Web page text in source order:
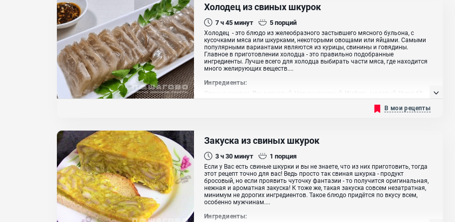
Холодец из свиных шкурок
7 ч 45минут 5порций
Холодец - это блюдо из желеобразного застывшего мясного бульона, с
кусочками мяса или шкурками, некоторыми овощами или яйцами. Самыми
популярными вариантами являются из курицы, свинины и говядины.
Главное в приготовлении холодца - это правильно подобранные
ингредиенты. Лучше всего для холодца выбирать части мяса, где находится
много желирующих веществ....
Ингредиенты:
Свиные шкурки, Лук репчатый, Чеснок сушеный, Имбирь молотый, Уксус 6%
В мои рецепты
Закуска из свиных шкурок
3 ч 30минут 1 порция
Если у Вас есть свиные шкурки и вы не знаете, что из них приготовить, тогда
этот рецепт точно для вас! Ведь просто так свиная шкурка - продукт
бросовый, но если проявить чуточку фантазии - то получится оригинальная,
нежная и ароматная закуска! К тоже же, такая закуска совсем незатратная,
минимум не дорогих ингредиентов. Такое блюдо придётся по вкусу всем,
особенно мужчинам....
Ингредиенты: